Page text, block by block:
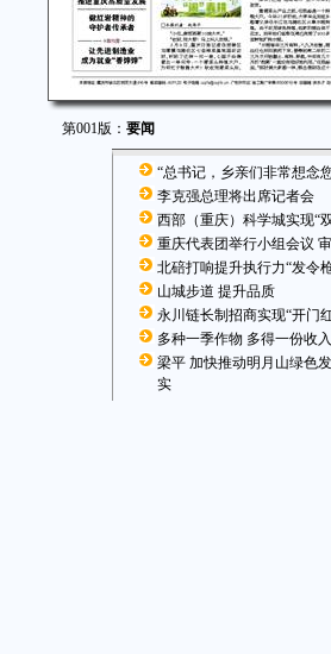
第001版： 要闻
“总书记，乡亲们非常想念
李克强总理将出席记者会
西部（重庆）科学城实现“
重庆代表团举行小组会议
北碚打响提升执行力“发令
山城步道 提升品质
永川链长制招商实现“开门
多种一季作物 多得一份收入
梁平 加快推动明月山绿色
实